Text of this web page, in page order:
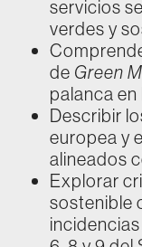
servicios
verdes y
de Green
palanca
Describir
europea y
alineados
Explorar
sostenible